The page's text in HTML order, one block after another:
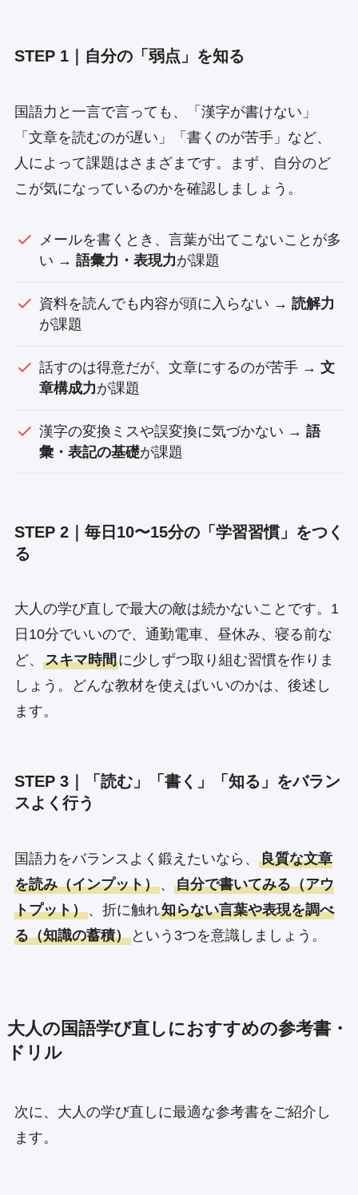
STEP 1｜自分の「弱点」を知る
国語力と一言で言っても、「漢字が書けない」
「文章を読むのが遅い」「書くのが苦手」など、
人によって課題はさまざまです。まず、自分のど
こが気になっているのかを確認しましょう。
メールを書くとき、言葉が出てこないことが多
い →語彙力・表現力が課題
資料を読んでも内容が頭に入らない →読解力
が課題
話すのは得意だが、文章にするのが苦手 →文
章構成力が課題
漢字の変換ミスや誤変換に気づかない →語
彙・表記の基礎が課題
STEP 2｜毎日10〜15分の「学習習慣」をつく
る
大人の学び直しで最大の敵は続かないことです。1
日10分でいいので、通勤電車、昼休み、寝る前な
ど、 スキマ時間に少しずつ取り組む習慣を作りま
しょう。どんな教材を使えばいいのかは、後述し
ます。
STEP 3｜「読む」「書く」「知る」をバラン
スよく行う
国語力をバランスよく鍛えたいなら、 良質な文章
を読み（インプット）、 自分で書いてみる（アウ
トプット）、折に触れ知らない言葉や表現を調べ
る（知識の蓄積）という3つを意識しましょう。
大人の国語学び直しにおすすめの参考書・
ドリル
次に、大人の学び直しに最適な参考書をご紹介し
ます。